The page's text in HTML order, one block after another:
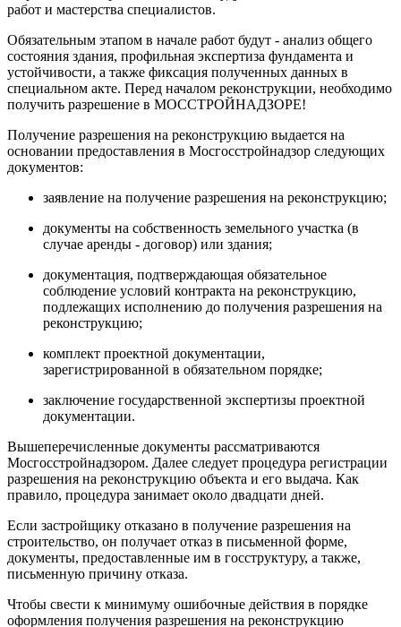
работ и мастерства специалистов.
Обязательным этапом в начале работ будут - анализ общего
состояния здания, профильная экспертиза фундамента и
устойчивости, а также фиксация полученных данных в
специальном акте. Перед началом реконструкции, необходимо
получить разрешение в МОССТРОЙНАДЗОРЕ!
Получение разрешения на реконструкцию выдается на
основании предоставления в Мосгосстройнадзор следующих
документов:
заявление на получение разрешения на реконструкцию;
документы на собственность земельного участка (в
случае аренды - договор) или здания;
документация, подтверждающая обязательное
соблюдение условий контракта на реконструкцию,
подлежащих исполнению до получения разрешения на
реконструкцию;
комплект проектной документации,
зарегистрированной в обязательном порядке;
заключение государственной экспертизы проектной
документации.
Вышеперечисленные документы рассматриваются
Мосгосстройнадзором. Далее следует процедура регистрации
разрешения на реконструкцию объекта и его выдача. Как
правило, процедура занимает около двадцати дней.
Если застройщику отказано в получение разрешения на
строительство, он получает отказ в письменной форме,
документы, предоставленные им в госструктуру, а также,
письменную причину отказа.
Чтобы свести к минимуму ошибочные действия в порядке
оформления получения разрешения на реконструкцию